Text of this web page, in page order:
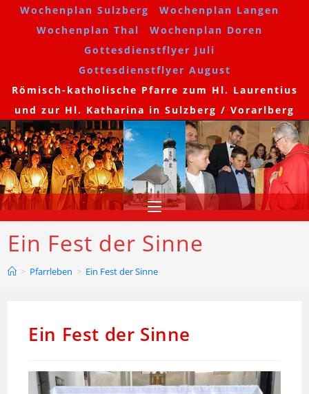
Wochenplan Sulzberg
Wochenplan Langen
Wochenplan Thal
Wochenplan Doren
Gottesdienstflyer Juli
Gottesdienstflyer August
Römisch-katholische Pfarre zum Hl. Laurentius
und zur Hl. Katharina in Sulzberg / Vorarlberg
Ein Fest der Sinne
> Pfarrleben > Ein Fest der Sinne
Ein Fest der Sinne